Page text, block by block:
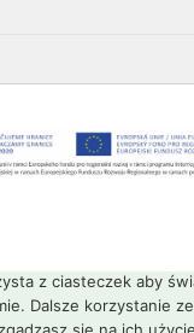
z ciasteczek aby
Dalsze korzystanie